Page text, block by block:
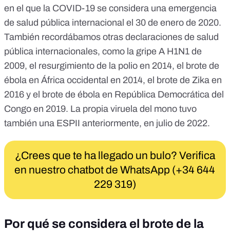
en el que la COVID-19 se considera una emergencia
de salud pública internacional el 30 de enero de 2020.
También recordábamos otras declaraciones de salud
pública internacionales, como la gripe A H1N1 de
2009, el resurgimiento de la polio en 2014, el brote de
ébola en África occidental en 2014, el brote de Zika en
2016 y el brote de ébola en República Democrática del
Congo en 2019. La propia viruela del mono tuvo
también una ESPII anteriormente, en julio de 2022.
¿Crees que te ha llegado un bulo? Verifica
en nuestro chatbot de WhatsApp (+34 644
229 319)
Por qué se considera el brote de la